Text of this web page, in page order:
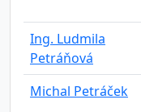
Ing. Ludmila
Petráňová
Michal Petráček